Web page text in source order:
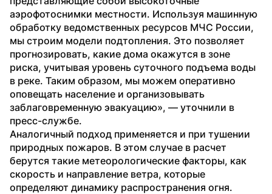
аэрофотоснимки местности. Используя машинную
обработку ведомственных ресурсов МЧС России,
мы строим модели подтопления. Это позволяет
прогнозировать, какие дома окажутся в зоне
риска, учитывая уровень суточного подъема воды
в реке. Таким образом, мы можем оперативно
оповещать население и организовывать
заблаговременную эвакуацию», — уточнили в
пресс-службе.
Аналогичный подход применяется и при тушении
природных пожаров. В этом случае в расчет
берутся такие метеорологические факторы, как
скорость и направление ветра, которые
определяют динамику распространения огня.